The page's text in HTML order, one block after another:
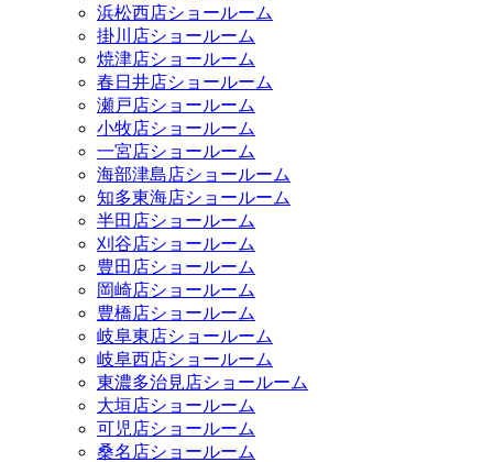
浜松西店ショールーム
掛川店ショールーム
焼津店ショールーム
春日井店ショールーム
瀬戸店ショールーム
小牧店ショールーム
一宮店ショールーム
海部津島店ショールーム
知多東海店ショールーム
半田店ショールーム
刈谷店ショールーム
豊田店ショールーム
岡崎店ショールーム
豊橋店ショールーム
岐阜東店ショールーム
岐阜西店ショールーム
東濃多治見店ショールーム
大垣店ショールーム
可児店ショールーム
桑名店ショールーム